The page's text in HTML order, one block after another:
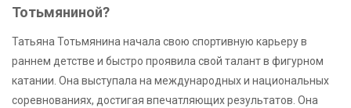
Тотьмяниной?
Татьяна Тотьмянина начала свою спортивную карьеру в
раннем детстве и быстро проявила свой талант в фигурном
катании. Она выступала на международных и национальных
соревнованиях, достигая впечатляющих результатов. Она